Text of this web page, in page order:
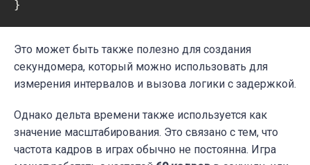
}
Это может быть также полезно для создания
секундомера, который можно использовать для
измерения интервалов и вызова логики с задержкой.
Однако дельта времени также используется как
значение масштабирования. Это связано с тем, что
частота кадров в играх обычно не постоянна. Игра